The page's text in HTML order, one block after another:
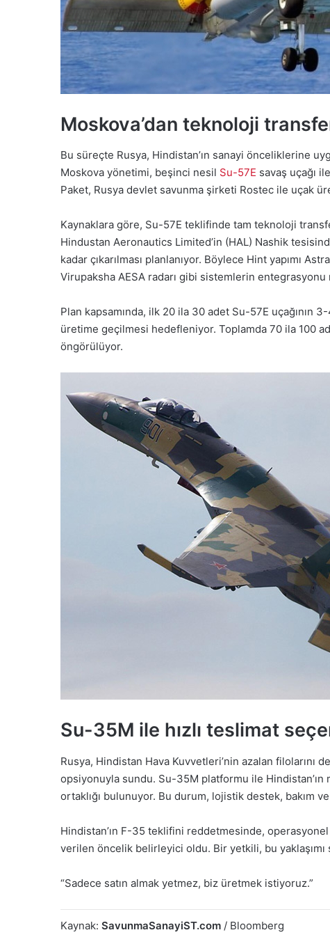
Moskova’dan teknoloji
Bu süreçte Rusya, Hindistan’ın sanayi önceliklerine
Moskova yönetimi, beşinci nesil Su-57E savaş uçağı
Paket, Rusya devlet savunma şirketi Rostec ile uçak
Kaynaklara göre, Su-57E teklifinde tam teknoloji
Hindustan Aeronautics Limited’in (HAL) Nashik
kadar çıkarılması planlanıyor. Böylece Hint yapımı
Virupaksha AESA radarı gibi sistemlerin entegrasyonu
Plan kapsamında, ilk 20 ila 30 adet Su-57E uçağının
üretime geçilmesi hedefleniyor. Toplamda 70 ila 100
öngörülüyor.
Su-35M ile hızlı teslimat
Rusya, Hindistan Hava Kuvvetleri’nin azalan filolarını
opsiyonuyla sundu. Su-35M platformu ile Hindistan’ın
ortaklığı bulunuyor. Bu durum, lojistik destek, bakım
Hindistan’ın F-35 teklifini reddetmesinde,
verilen öncelik belirleyici oldu. Bir yetkili, bu
“Sadece satın almak yetmez, biz üretmek istiyoruz.”
Kaynak: SavunmaSanayiST.com / Bloomberg